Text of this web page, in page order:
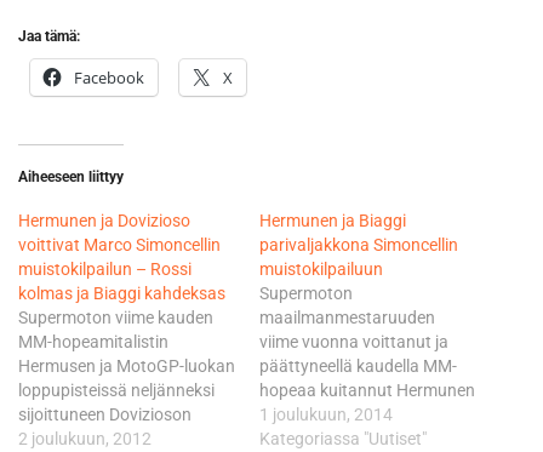
Jaa tämä:
Facebook X
Aiheeseen liittyy
Hermunen ja Dovizioso
voittivat Marco Simoncellin
muistokilpailun – Rossi
kolmas ja Biaggi kahdeksas
Supermoton viime kauden
MM-hopeamitalistin
Hermusen ja MotoGP-luokan
loppupisteissä neljänneksi
sijoittuneen Dovizioson
yhteisajaksi kirjattiin lukemat
2 joulukuun, 2012
Hermunen ja Biaggi
parivaljakkona Simoncellin
muistokilpailuun
Supermoton
maailmanmestaruuden
viime vuonna voittanut ja
päättyneellä kaudella MM-
hopeaa kuitannut Hermunen
osallistuu toista kertaa
Simoncellin muistokilpailuun.
1 joulukuun, 2014
Kategoriassa "Uutiset"